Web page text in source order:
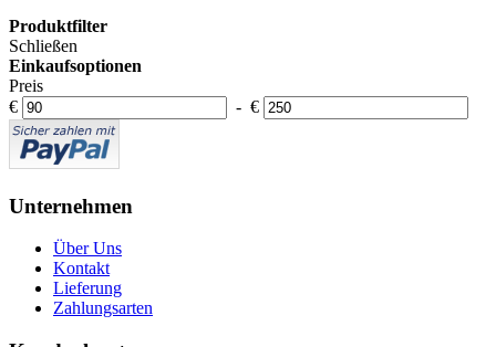
Produktfilter
Schließen
Einkaufsoptionen
Preis
€
- €
Unternehmen
Über Uns
Kontakt
Lieferung
Zahlungsarten